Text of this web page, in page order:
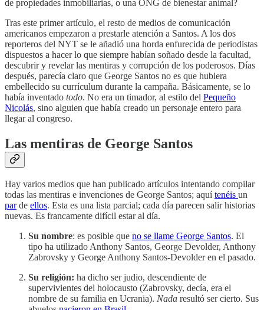
de propiedades inmobiliarias, o una ONG de bienestar animal?
Tras este primer artículo, el resto de medios de comunicación
americanos empezaron a prestarle atención a Santos. A los dos
reporteros del NYT se le añadió una horda enfurecida de periodistas
dispuestos a hacer lo que siempre habían soñado desde la facultad,
descubrir y revelar las mentiras y corrupción de los poderosos. Días
después, parecía claro que George Santos no es que hubiera
embellecido su currículum durante la campaña. Básicamente, se lo
había inventado todo. No era un timador, al estilo del Pequeño
Nicolás, sino alguien que había creado un personaje entero para
llegar al congreso.
Las mentiras de George Santos
Hay varios medios que han publicado artículos intentando compilar
todas las mentiras e invenciones de George Santos; aquítenéis un
parde ellos. Esta es una lista parcial; cada día parecen salir historias
nuevas. Es francamente difícil estar al día.
Su nombre: es posible que no se llame George Santos. El
tipo ha utilizado Anthony Santos, George Devolder, Anthony
Zabrovsky y George Anthony Santos-Devolder en el pasado.
Su religión: ha dicho ser judio, descendiente de
supervivientes del holocausto (Zabrovsky, decía, era el
nombre de su familia en Ucrania). Nada resultó ser cierto. Sus